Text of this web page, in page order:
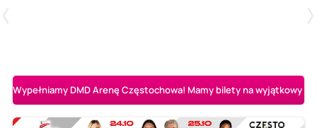
Wypełniamy DMD Arenę Częstochowa! Mamy bilety na wyjątkowy